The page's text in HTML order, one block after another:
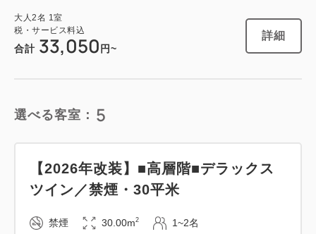
残り 1室 今すぐ予約
禁煙ルーム
【スタンダード】コンパクトツイン／
禁煙・18平米
シングルサイズ / 幅90-130cm×2
大人2名 1室
税・サービス料込
合計 33,050 円~
詳細
選べる客室： 5
【2026年改装】■高層階■デラックス
ツイン／禁煙・30平米
禁煙 30.00m2 1~2名